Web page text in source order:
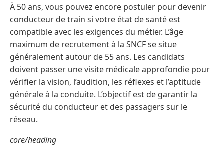
À 50 ans, vous pouvez encore postuler pour devenir
conducteur de train si votre état de santé est
compatible avec les exigences du métier. L’âge
maximum de recrutement à la SNCF se situe
généralement autour de 55 ans. Les candidats
doivent passer une visite médicale approfondie pour
vérifier la vision, l’audition, les réflexes et l’aptitude
générale à la conduite. L’objectif est de garantir la
sécurité du conducteur et des passagers sur le
réseau.
core/heading